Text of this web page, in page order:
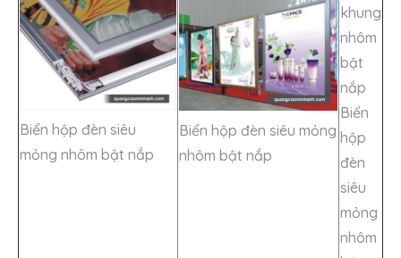
Biển hộp đèn siêu
mỏng nhôm bật nắp
Biển hộp đèn siêu mỏng
nhôm bật nắp
Biển
hộp
đèn
siêu
mỏng
nhôm